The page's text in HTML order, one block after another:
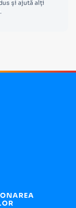
și ajută alți